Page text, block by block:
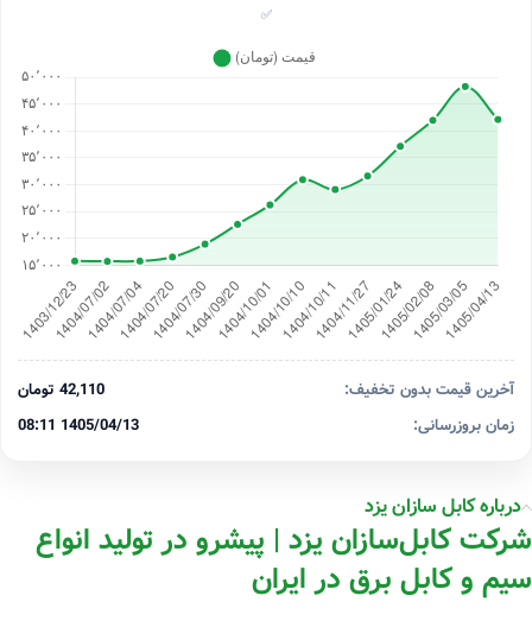
✅
آخرین قیمت بدون تخفیف:
42,110 تومان
زمان بروزرسانی:
1405/04/13 08:11
درباره کابل سازان یزد
شرکت کابل‌سازان یزد | پیشرو در تولید انواع
سیم و کابل برق در ایران